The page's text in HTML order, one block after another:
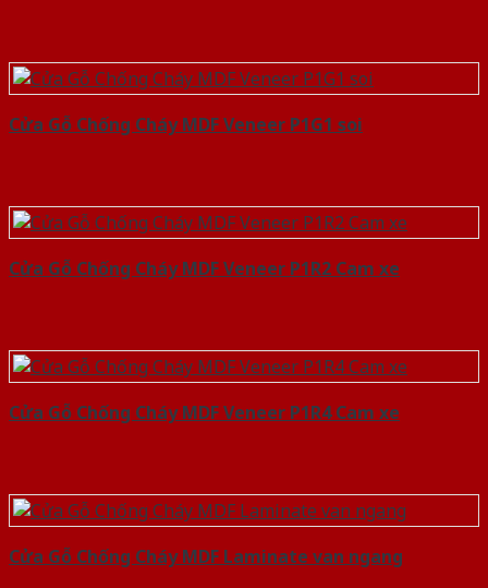
Cửa Gỗ Chống Cháy MDF Veneer P1G1 soi
Cửa Gỗ Chống Cháy MDF Veneer P1R2 Cam xe
Cửa Gỗ Chống Cháy MDF Veneer P1R4 Cam xe
Cửa Gỗ Chống Cháy MDF Laminate van ngang